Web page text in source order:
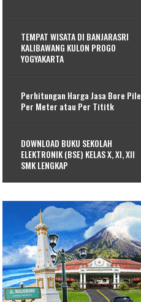
TEMPAT WISATA DI BANJARASRI
KALIBAWANG KULON PROGO
YOGYAKARTA
Perhitungan Harga Jasa Bore Pile
Per Meter atau Per Tititk
DOWNLOAD BUKU SEKOLAH
ELEKTRONIK (BSE) KELAS X, XI, XII
SMK LENGKAP